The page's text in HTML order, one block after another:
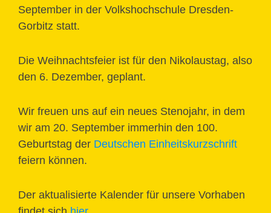
September in der Volkshochschule Dresden-
Gorbitz statt.
Die Weihnachtsfeier ist für den Nikolaustag, also
den 6. Dezember, geplant.
Wir freuen uns auf ein neues Stenojahr, in dem
wir am 20. September immerhin den 100.
Geburtstag der Deutschen Einheitskurzschrift
feiern können.
Der aktualisierte Kalender für unsere Vorhaben